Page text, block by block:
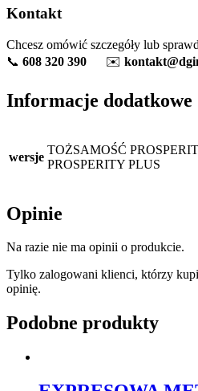
Kontakt
Chcesz omówić szczegóły lub
📞 608 320 390 ✉️
Informacje dodatkowe
wersje
TOŻSAMOŚĆ
PROSPERITY PLUS
Opinie
Na razie nie ma opinii o produkcie.
Tylko zalogowani klienci, którzy
opinię.
Podobne produkty